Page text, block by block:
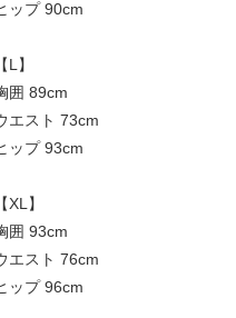
ップ 90cm
L】
囲 89cm
エスト 73cm
ップ 93cm
XL】
囲 93cm
エスト 76cm
ップ 96cm